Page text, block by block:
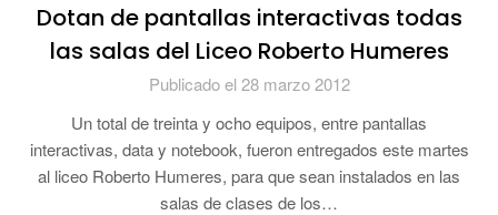
Dotan de pantallas interactivas todas
las salas del Liceo Roberto Humeres
Publicado el 28 marzo 2012
Un total de treinta y ocho equipos, entre pantallas
interactivas, data y notebook, fueron entregados este martes
al liceo Roberto Humeres, para que sean instalados en las
salas de clases de los…